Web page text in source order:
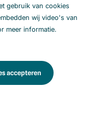
gebruik van cookies
wij video's van
meer informatie.
accepteren